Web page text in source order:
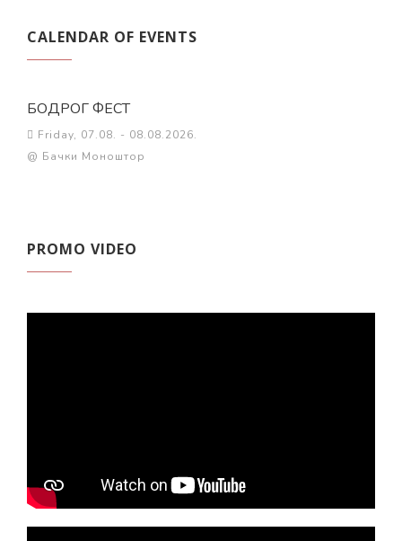
CALENDAR OF EVENTS
БОДРОГ ФЕСТ
Friday, 07.08. - 08.08.2026.
@ Бачки Моноштор
PROMO VIDEO